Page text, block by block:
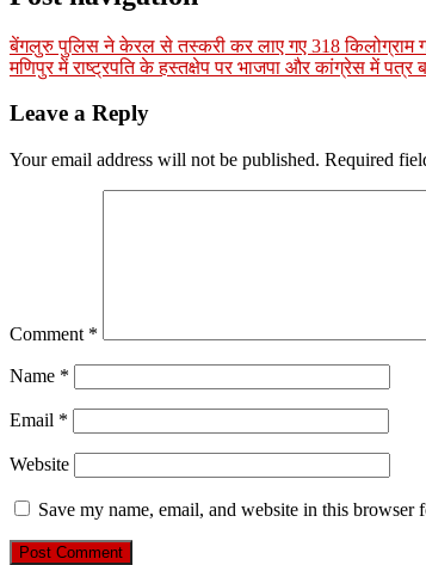
बेंगलुरु पुलिस ने केरल से तस्करी कर लाए गए 318 किलोग्राम
मणिपुर में राष्ट्रपति के हस्तक्षेप पर भाजपा और कांग्रेस में पत्र
Leave a Reply
Your email address will not be published. Required
Comment *
Name *
Email *
Website
Save my name, email, and website in this browser